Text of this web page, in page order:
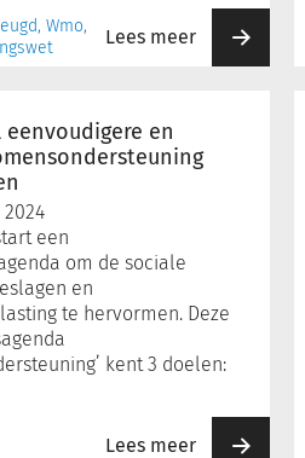
Wmo,
Lees meer
en
een
om de sociale
en
te hervormen. Deze
kent 3 doelen:
Lees meer